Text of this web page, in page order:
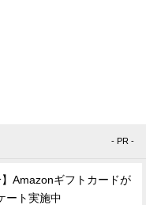
- PR -
】Amazonギフトカードが
ート実施中